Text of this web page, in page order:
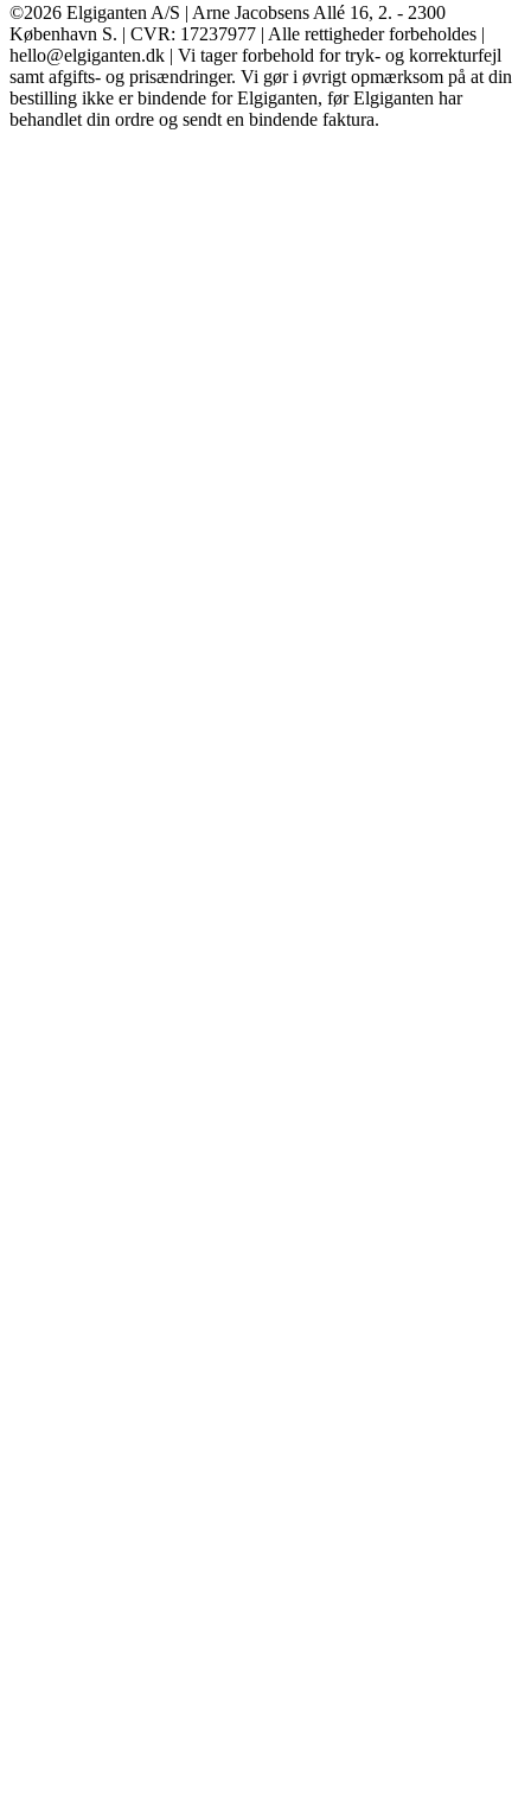
©2026 Elgiganten A/S | Arne Jacobsens Allé 16, 2. - 2300
København S. | CVR: 17237977 | Alle rettigheder forbeholdes |
hello@elgiganten.dk | Vi tager forbehold for tryk- og korrekturfejl
samt afgifts- og prisændringer. Vi gør i øvrigt opmærksom på at din
bestilling ikke er bindende for Elgiganten, før Elgiganten har
behandlet din ordre og sendt en bindende faktura.